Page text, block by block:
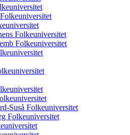
Folkeuniversitet
Folkeuniversitet
Suså Folkeuniversitet
Folkeuniversitet